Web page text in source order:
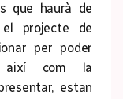
que haurà de
projecte de
per poder
així com la
estan